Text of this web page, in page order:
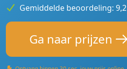
Gemiddelde beoordeling: 9,2
Ga naar prijzen